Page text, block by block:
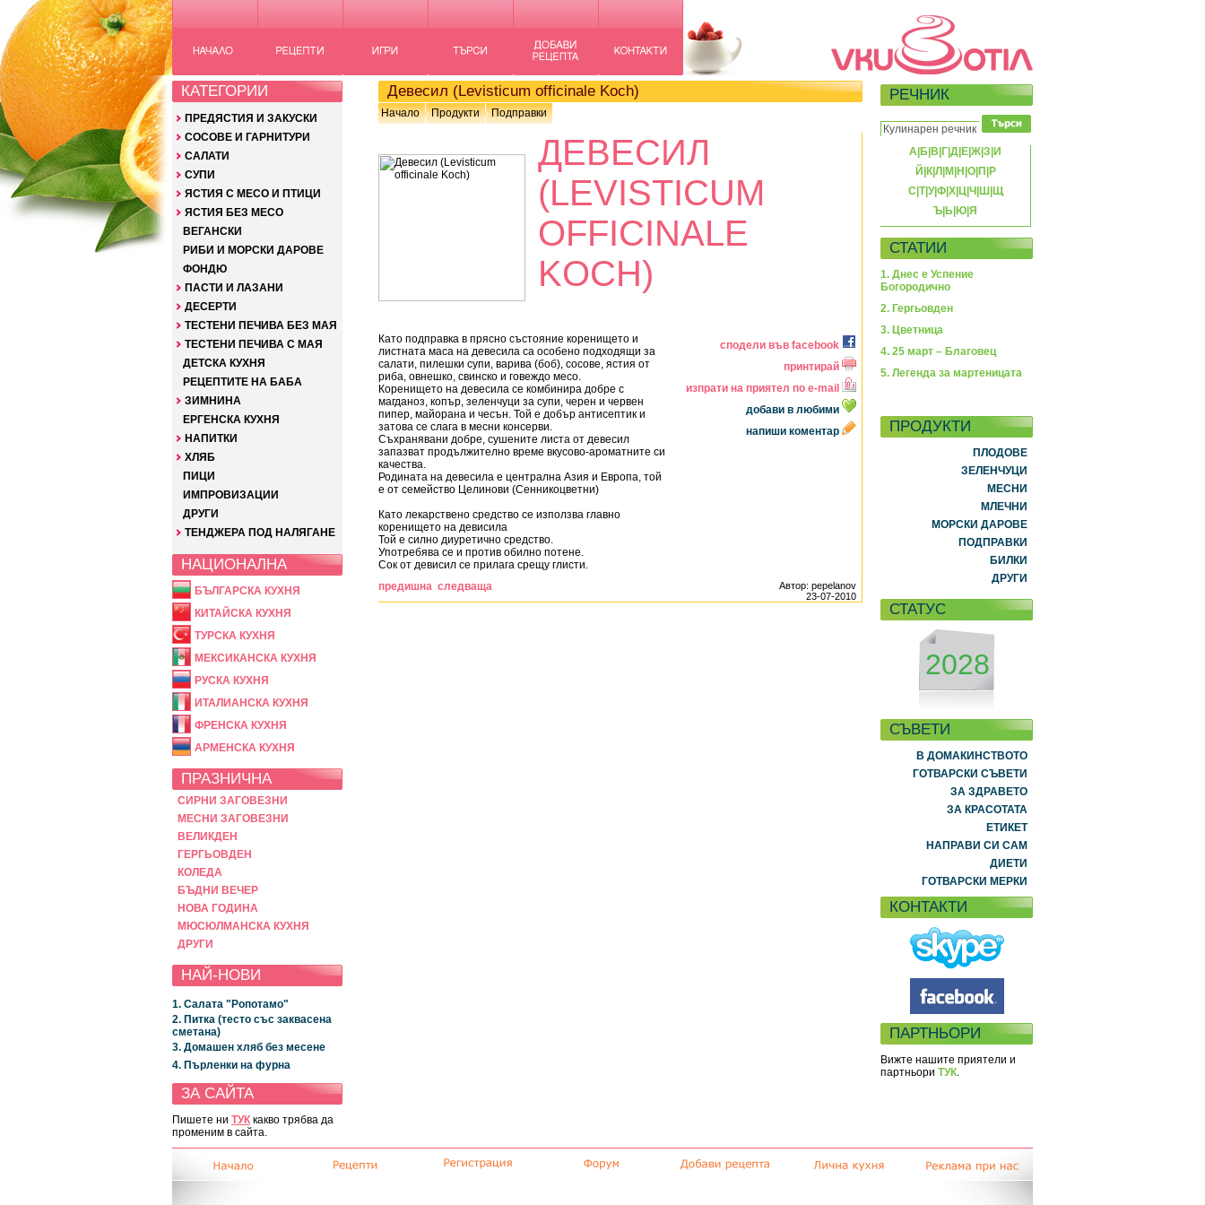
КАТЕГОРИИ
ПРЕДЯСТИЯ И ЗАКУСКИ
СОСОВЕ И ГАРНИТУРИ
САЛАТИ
СУПИ
ЯСТИЯ С МЕСО И ПТИЦИ
ЯСТИЯ БЕЗ МЕСО
ВЕГАНСКИ
РИБИ И МОРСКИ ДАРОВЕ
ФОНДЮ
ПАСТИ И ЛАЗАНИ
ДЕСЕРТИ
ТЕСТЕНИ ПЕЧИВА БЕЗ МАЯ
ТЕСТЕНИ ПЕЧИВА С МАЯ
ДЕТСКА КУХНЯ
РЕЦЕПТИТЕ НА БАБА
ЗИМНИНА
ЕРГЕНСКА КУХНЯ
НАПИТКИ
ХЛЯБ
ПИЦИ
ИМПРОВИЗАЦИИ
ДРУГИ
ТЕНДЖЕРА ПОД НАЛЯГАНЕ
НАЦИОНАЛНА
БЪЛГАРСКА КУХНЯ
КИТАЙСКА КУХНЯ
ТУРСКА КУХНЯ
МЕКСИКАНСКА КУХНЯ
РУСКА КУХНЯ
ИТАЛИАНСКА КУХНЯ
ФРЕНСКА КУХНЯ
АРМЕНСКА КУХНЯ
ПРАЗНИЧНА
СИРНИ ЗАГОВЕЗНИ
МЕСНИ ЗАГОВЕЗНИ
ВЕЛИКДЕН
ГЕРГЬОВДЕН
КОЛЕДА
БЪДНИ ВЕЧЕР
НОВА ГОДИНА
МЮСЮЛМАНСКА КУХНЯ
ДРУГИ
НАЙ-НОВИ
1. Салата "Ропотамо"
2. Питка (тесто със заквасена
сметана)
3. Домашен хляб без месене
4. Пърленки на фурна
ЗА САЙТА
Пишете ни ТУК какво трябва да
променим в сайта.
Девесил (Levisticum officinale Koch)
Начало Продукти Подправки
ДЕВЕСИЛ
(LEVISTICUM
OFFICINALE
KOCH)
Като подправка в прясно състояние коренището и
листната маса на девесила са особено подходящи за
салати, пилешки супи, варива (боб), сосове, ястия от
риба, овнешко, свинско и говеждо месо.
Коренището на девесила се комбинира добре с
магданоз, копър, зеленчуци за супи, черен и червен
пипер, майорана и чесън. Той е добър антисептик и
затова се слага в месни консерви.
Съхранявани добре, сушените листа от девесил
запазват продължително време вкусово-ароматните си
качества.
Родината на девесила е централна Азия и Европа, той
е от семейство Целинови (Сенникоцветни)
Като лекарствено средство се използва главно
коренището на девисила
Той е силно диуретично средство.
Употребява се и против обилно потене.
Сок от девисил се прилага срещу глисти.
сподели във facebook
принтирай
изпрати на приятел по e-mail
добави в любими
напиши коментар
предишна следваща
Автор: pepelanov
23-07-2010
РЕЧНИК
А Б В Г Д Е Ж З И
Й К| Л М Н О| П Р
С Т|У|Ф| Х| Ц| Ч Ш Щ
Ъ Ь Ю Я
СТАТИИ
1. Днес е Успение
Богородично
2. Гергьовден
3. Цветница
4. 25 март – Благовец
5. Легенда за мартеницата
ПРОДУКТИ
ПЛОДОВЕ
ЗЕЛЕНЧУЦИ
МЕСНИ
МЛЕЧНИ
МОРСКИ ДАРОВЕ
ПОДПРАВКИ
БИЛКИ
ДРУГИ
СТАТУС
2028
СЪВЕТИ
В ДОМАКИНСТВОТО
ГОТВАРСКИ СЪВЕТИ
ЗА ЗДРАВЕТО
ЗА КРАСОТАТА
ЕТИКЕТ
НАПРАВИ СИ САМ
ДИЕТИ
ГОТВАРСКИ МЕРКИ
КОНТАКТИ
ПАРТНЬОРИ
Вижте нашите приятели и
партньори ТУК.